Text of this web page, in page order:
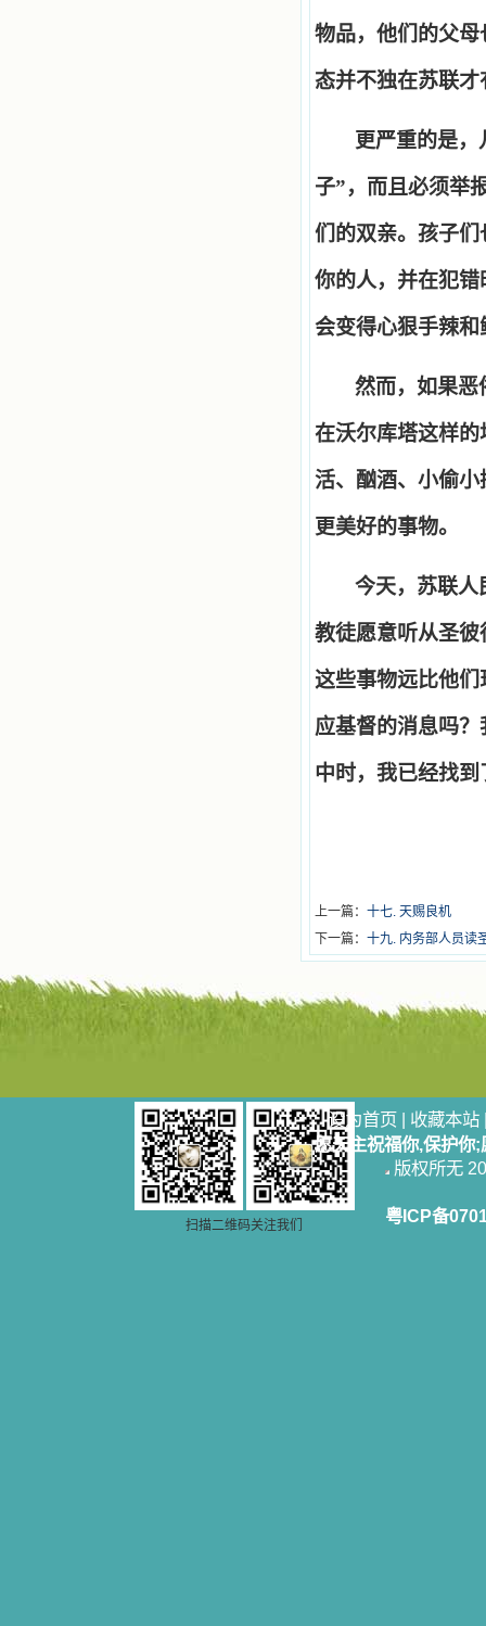
物品，他们的父
态并不独在苏联才
更严重的是
子”，而且必须举
们的双亲。孩子
你的人，并在犯
会变得心狠手辣
然而，如果恶
在沃尔库塔这样
活、酗酒、小偷
更美好的事物。
今天，苏联人
教徒愿意听从圣
这些事物远比他
应基督的消息吗
中时，我已经找
上一篇： 十七. 天赐良机
下一篇： 十九. 内务部人员读
扫描二维码关注我们
设为首页 | 收藏本站
愿天主祝福你,保护你
版权所无
粤ICP备